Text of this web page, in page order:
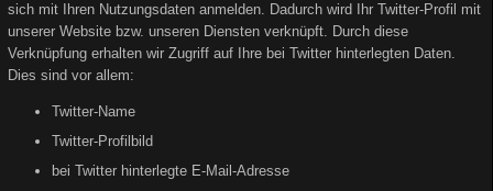
sich mit Ihren Nutzungsdaten anmelden. Dadurch wird Ihr Twitter-Profil mit
unserer Website bzw. unseren Diensten verknüpft. Durch diese
Verknüpfung erhalten wir Zugriff auf Ihre bei Twitter hinterlegten Daten.
Dies sind vor allem:
Twitter-Name
Twitter-Profilbild
bei Twitter hinterlegte E-Mail-Adresse